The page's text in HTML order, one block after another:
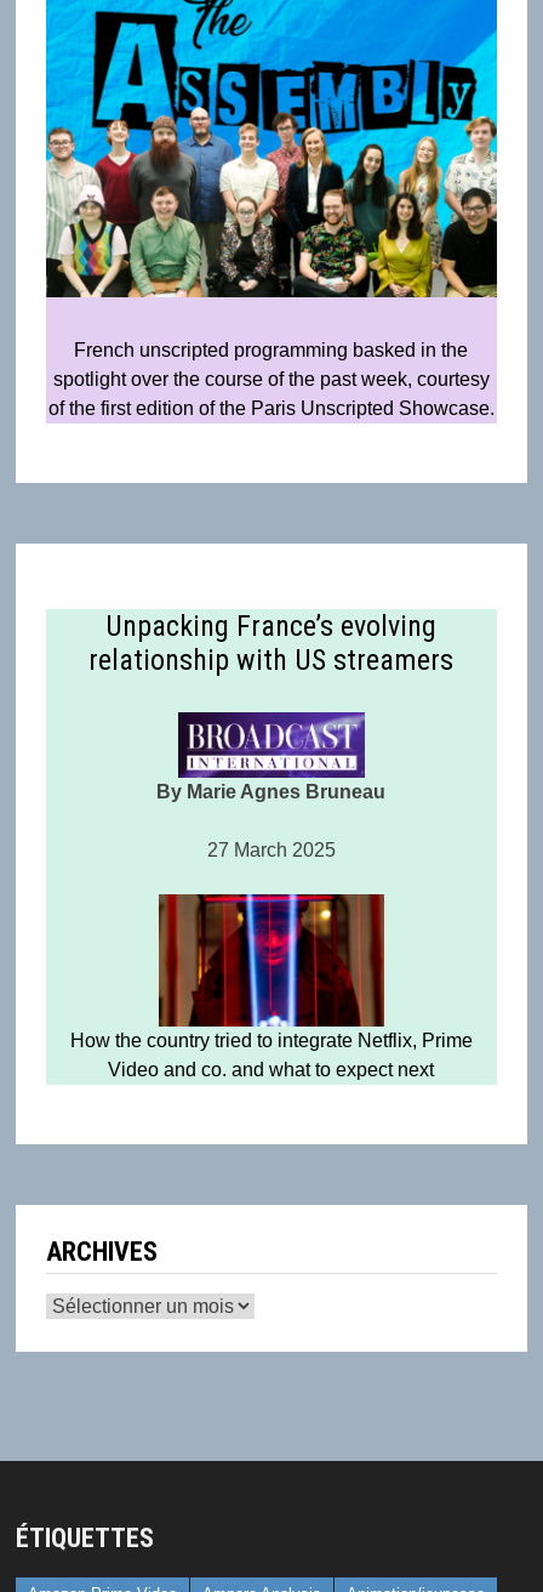
French unscripted programming basked in the
spotlight over the course of the past week, courtesy
of the first edition of the Paris Unscripted Showcase.
Unpacking France’s evolving
relationship with US streamers
By Marie Agnes Bruneau
27 March 2025
How the country tried to integrate Netflix, Prime
Video and co. and what to expect next
ARCHIVES
Archives
ÉTIQUETTES